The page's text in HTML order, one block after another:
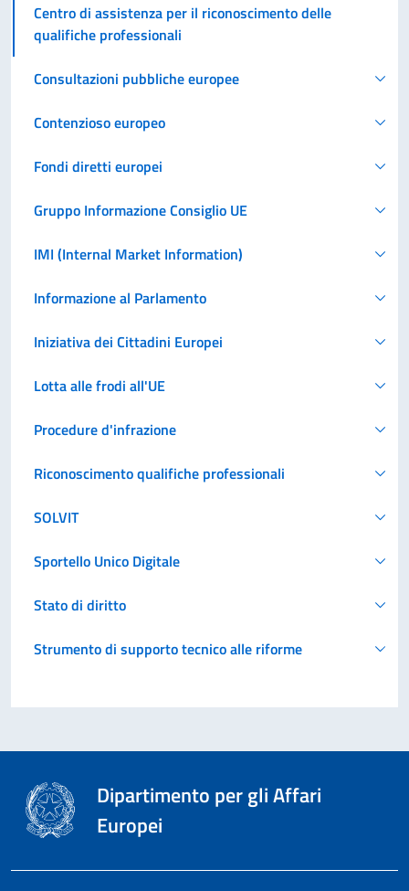
Centro di assistenza per il riconoscimento delle
qualifiche professionali
Consultazioni pubbliche europee
Contenzioso europeo
Fondi diretti europei
Gruppo Informazione Consiglio UE
IMI (Internal Market Information)
Informazione al Parlamento
Iniziativa dei Cittadini Europei
Lotta alle frodi all'UE
Procedure d'infrazione
Riconoscimento qualifiche professionali
SOLVIT
Sportello Unico Digitale
Stato di diritto
Strumento di supporto tecnico alle riforme
Dipartimento per gli Affari
Europei